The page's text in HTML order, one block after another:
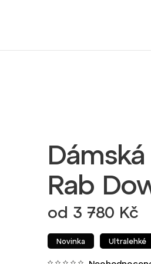
Rab
od 3 780 Kč
Novinka Ultralehké